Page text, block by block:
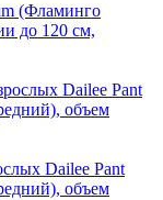
(Фламинго
до 120 см,
Dailee Pant
объем